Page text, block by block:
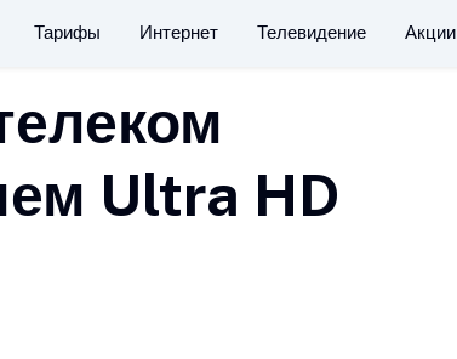
Тарифы Интернет Телевидение Акции
Ultra HD